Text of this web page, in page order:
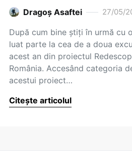
Dragoş Asaftei 27/05/
După cum bine știți în urmă cu
luat parte la cea de a doua
acest an din proiectul
România. Accesând categoria
acestui proiect…
Citește articolul